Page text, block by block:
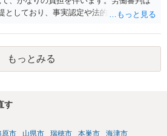
としており、事実認定や法的評価に加え
書や証拠説明書を丁寧に作成されたこと
面の出来だけで結果が決まるわけではあ
面よりも実際のやり取りや和解に向けた
て、書面のチェックだけを第三者に依頼
移行します。その場合は、改めて訴訟の
、事実上ゼロからの再スタートとなりま
場で和解を成立させることが最も現実的
もっとみる
す
原市 山県市 瑞穂市 本巣市
海津市